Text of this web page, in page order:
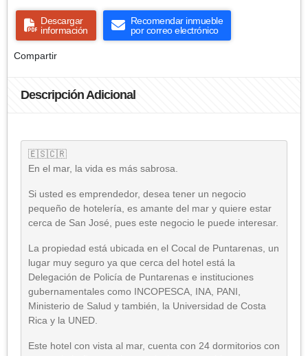
Descargar
información
Recomendar inmueble
por correo electrónico
Compartir
Descripción Adicional
🇪🇸🇨🇷
En el mar, la vida es más sabrosa.
Si usted es emprendedor, desea tener un negocio
pequeño de hotelería, es amante del mar y quiere estar
cerca de San José, pues este negocio le puede interesar.
La propiedad está ubicada en el Cocal de Puntarenas, un
lugar muy seguro ya que cerca del hotel está la
Delegación de Policía de Puntarenas e instituciones
gubernamentales como INCOPESCA, INA, PANI,
Ministerio de Salud y también, la Universidad de Costa
Rica y la UNED.
Este hotel con vista al mar, cuenta con 24 dormitorios con